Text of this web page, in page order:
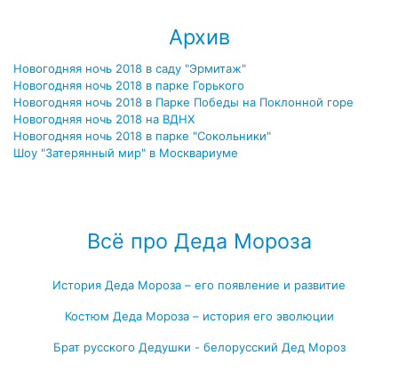
Архив
Новогодняя ночь 2018 в саду "Эрмитаж"
Новогодняя ночь 2018 в парке Горького
Новогодняя ночь 2018 в Парке Победы на Поклонной горе
Новогодняя ночь 2018 на ВДНХ
Новогодняя ночь 2018 в парке "Сокольники"
Шоу "Затерянный мир" в Москвариуме
Всё про Деда Мороза
История Деда Мороза – его появление и развитие
Костюм Деда Мороза – история его эволюции
Брат русского Дедушки - белорусский Дед Мороз